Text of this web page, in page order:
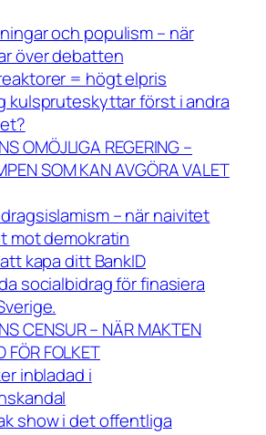
och populism – när
över debatten
= högt elpris
kulspruteskyttar först i andra
OMÖJLIGA REGERING –
SOM KAN AVGÖRA VALET
– när naivitet
mot demokratin
kapa ditt BankID
socialbidrag för finasiera
CENSUR – NÄR MAKTEN
FÖR FOLKET
inbladad i
show i det offentliga